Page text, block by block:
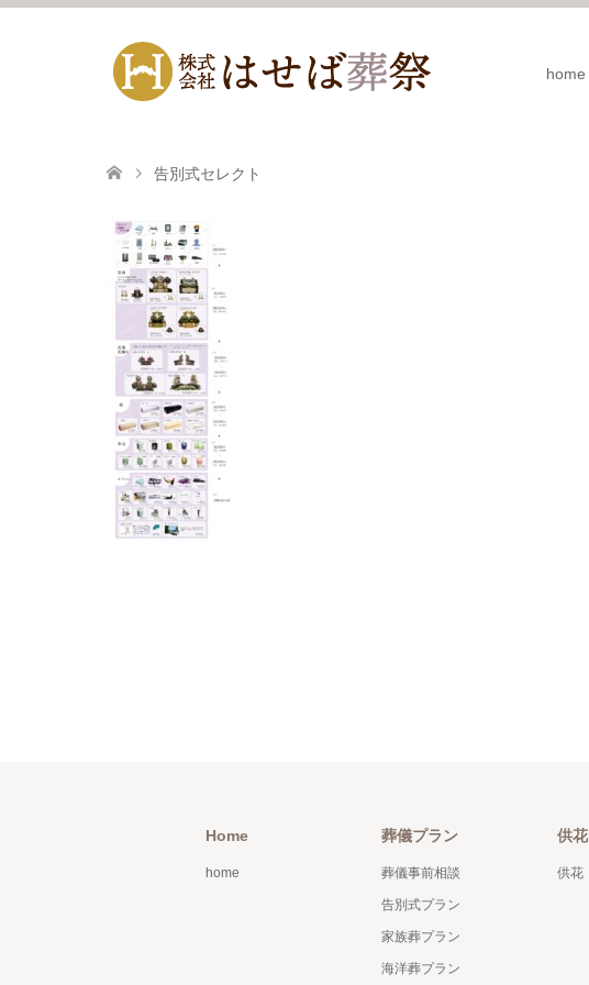
home
告別式セレクト
Home
home
葬儀プラン
葬儀事前相談
告別式プラン
家族葬プラン
海洋葬プラン
供花
供花